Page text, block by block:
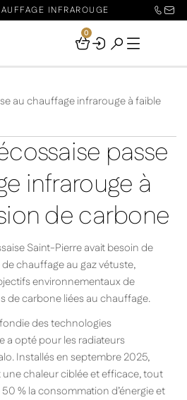
INFRAROUGE
Your
0
au chauffage infrarouge à faible
passe
infrarouge à
de carbone
Saint-Pierre avait besoin de
chauffage au gaz vétuste,
environnementaux de
de carbone liées au chauffage.
des technologies
a opté pour les radiateurs
Installés en septembre 2025,
chaleur ciblée et efficace, tout
% la consommation d’énergie et